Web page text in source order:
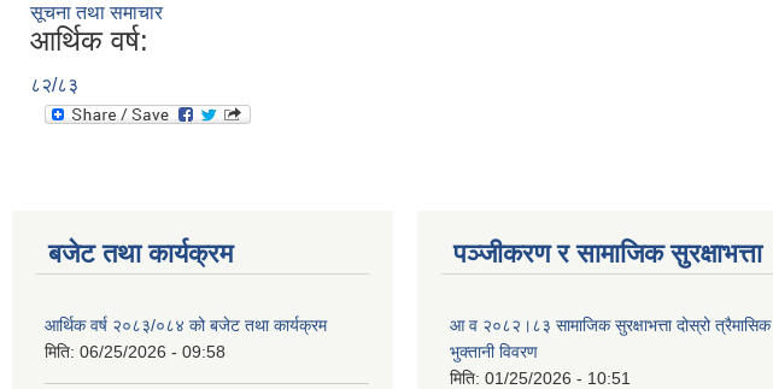
सूचना तथा समाचार
आर्थिक वर्ष:
८२/८३
बजेट तथा कार्यक्रम
आर्थिक वर्ष २०८३/०८४ को बजेट तथा कार्यक्रम
मिति: 06/25/2026 - 09:58
पञ्जीकरण र सामाजिक सुरक्षाभत्ता
आ व २०८२।८३ सामाजिक सुरक्षाभत्ता दोस्रो त्रैमासिक
भुक्तानी विवरण
मिति: 01/25/2026 - 10:51